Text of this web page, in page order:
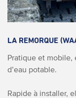
LA REMORQUE
Pratique et mobile,
d’eau potable.
Rapide à installer,